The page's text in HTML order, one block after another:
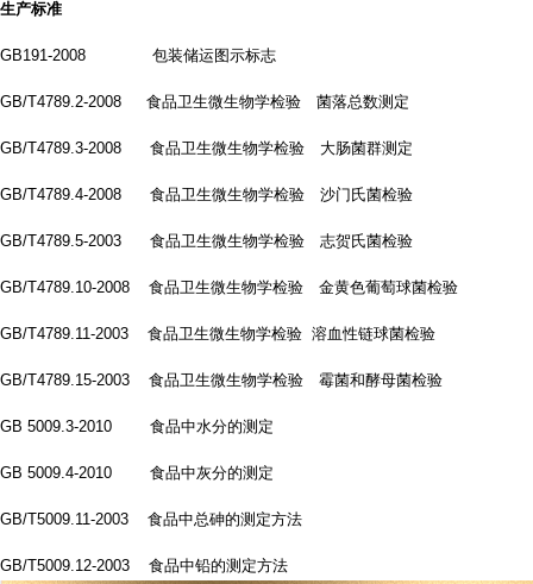
生产标准
GB191-2008 包装储运图示标志
GB/T4789.2-2008 食品卫生微生物学检验 菌落总数测定
GB/T4789.3-2008 食品卫生微生物学检验 大肠菌群测定
GB/T4789.4-2008 食品卫生微生物学检验 沙门氏菌检验
GB/T4789.5-2003 食品卫生微生物学检验 志贺氏菌检验
GB/T4789.10-2008 食品卫生微生物学检验 金黄色葡萄球菌检验
GB/T4789.11-2003 食品卫生微生物学检验 溶血性链球菌检验
GB/T4789.15-2003 食品卫生微生物学检验 霉菌和酵母菌检验
GB 5009.3-2010 食品中水分的测定
GB 5009.4-2010 食品中灰分的测定
GB/T5009.11-2003 食品中总砷的测定方法
GB/T5009.12-2003 食品中铅的测定方法